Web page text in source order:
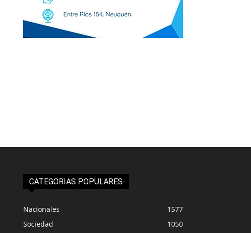
CATEGORIAS POPULARES
Nacionales
1577
Sociedad
1050